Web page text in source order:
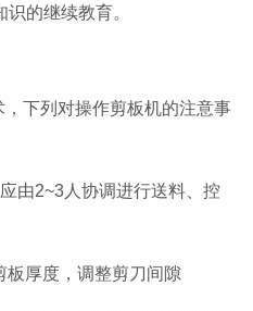
的继续教育。
下列对操作剪板机的注意事
由2~3人协调进行送料、控
板厚度，调整剪刀间隙